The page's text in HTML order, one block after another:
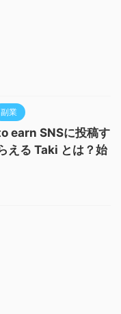
副業
earn SNSに投稿す
える Taki とは？始